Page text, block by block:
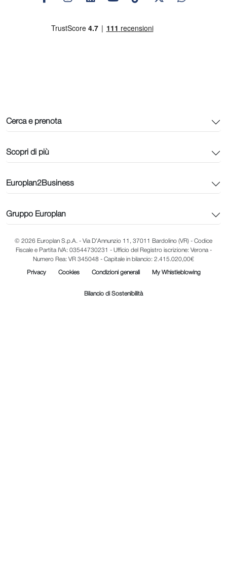
Cerca e prenota
Scopri di più
Europlan2Business
Gruppo Europlan
© 2026 Europlan S.p.A. - Via D’Annunzio 11, 37011 Bardolino (VR) - Codice
Fiscale e Partita IVA: 03544730231 - Ufficio del Registro iscrizione: Verona -
Numero Rea: VR 345048 - Capitale in bilancio: 2.415.020,00€
Privacy Cookies Condizioni generali My Whistleblowing
Bilancio di Sostenibilità